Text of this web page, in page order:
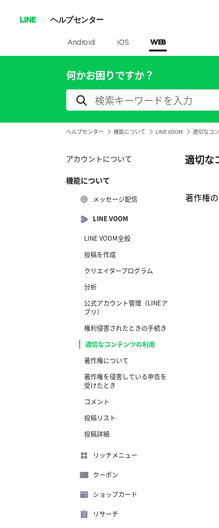
LINE ヘルプセンター
Android iOS WEB
何かお困りですか？
ヘルプセンター 機能について LINE VOOM 適切なコ
アカウントについて
機能について
メッセージ配信
LINE VOOM
LINE VOOM全般
投稿を作成
クリエイタープログラム
分析
公式アカウント管理（LINEア
プリ）
権利侵害されたときの手続き
適切なコンテンツの利用
著作権について
著作権を侵害している申告を
受けたとき
コメント
投稿リスト
投稿詳細
リッチメニュー
クーポン
ショップカード
リサーチ
適切な
著作権